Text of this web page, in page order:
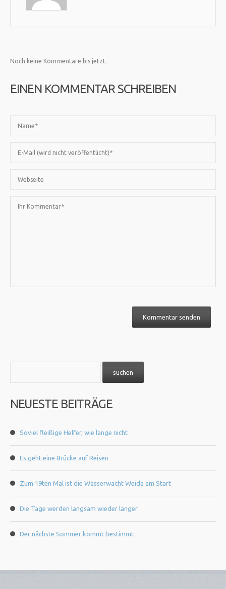
Noch keine Kommentare bis jetzt.
EINEN KOMMENTAR SCHREIBEN
NEUESTE BEITRÄGE
Soviel fleißige Helfer, wie lange nicht
Es geht eine Brücke auf Reisen
Zum 19ten Mal ist die Wasserwacht Weida am Start
Die Tage werden langsam wieder länger
Der nächste Sommer kommt bestimmt